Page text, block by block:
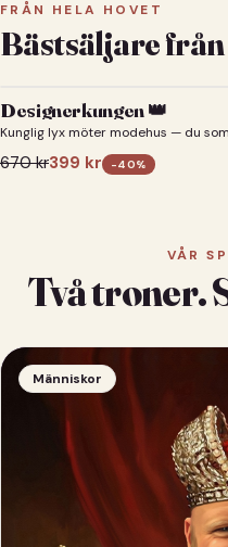
FRÅN HELA HOVET
Bästsäljare
Designerkungen 👑
Kunglig lyx möter modehus — du som
670kr399 kr -40%
VÅR
Två troner.
Människor